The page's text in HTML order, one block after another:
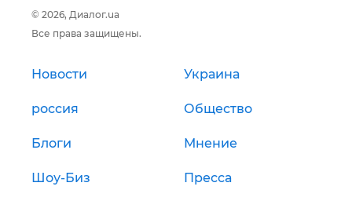
© 2026, Диалог.ua
Все права защищены.
Новости Украина
россия Общество
Блоги Мнение
Шоу-Биз Пресса